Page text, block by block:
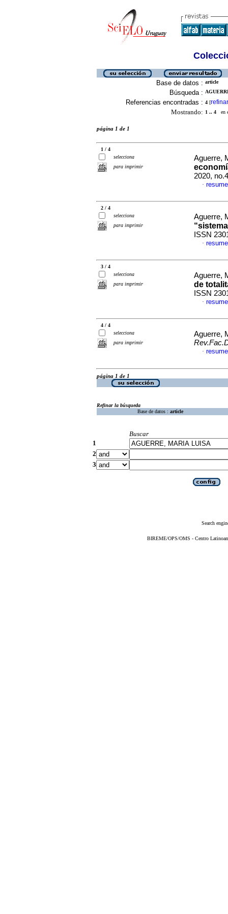
Base de datos : article
Búsqueda :
Referencias encontradas : 4 [refinar
Mostrando: 1 .. 4 en
página 1 de 1
1 / 4
selecciona
para imprimir
Aguerre,
2020,
·
2 / 4
selecciona
para imprimir
Aguerre,
ISSN
·
3 / 4
selecciona
para imprimir
Aguerre,
de
ISSN
·
4 / 4
selecciona
para imprimir
Aguerre,
·
página 1 de 1
Refinar la búsqueda
Base de datos : article
Buscar
1
2
3
Search
BIREME/OPS/OMS - Centro